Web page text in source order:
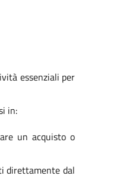
essenziali per
in:
un acquisto o
direttamente dal